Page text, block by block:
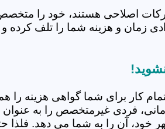
اصلاحی هستند، خود را
زمان و هزینه شما را تلف
کار برای شما گواهی هزینه را
فردی غیرمتخصص را به عنوان
آن را به شما می دهد. فلذا